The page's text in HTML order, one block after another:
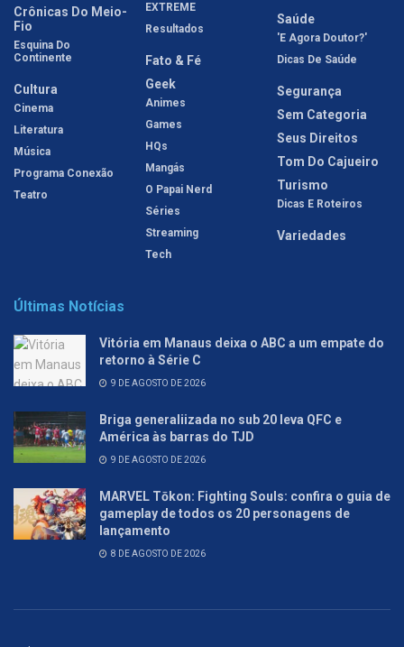
Crônicas Do Meio-
Fio
Esquina Do
Continente
Cultura
Cinema
Literatura
Música
Programa Conexão
Teatro
EXTREME
Resultados
Fato & Fé
Geek
Animes
Games
HQs
Mangás
O Papai Nerd
Séries
Streaming
Tech
Saúde
'E Agora Doutor?'
Dicas De Saúde
Segurança
Sem Categoria
Seus Direitos
Tom Do Cajueiro
Turismo
Dicas E Roteiros
Variedades
Últimas Notícias
Vitória em Manaus deixa o ABC a um empate do
retorno à Série C
9 DE AGOSTO DE 2026
Briga generaliizada no sub 20 leva QFC e
América às barras do TJD
9 DE AGOSTO DE 2026
MARVEL Tōkon: Fighting Souls: confira o guia de
gameplay de todos os 20 personagens de
lançamento
8 DE AGOSTO DE 2026